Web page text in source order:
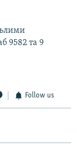
9582 та 9
Follow us